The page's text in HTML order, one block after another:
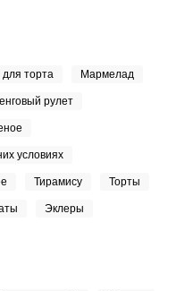
для торта Мармелад
рулет
условиях
Тирамису Торты
Эклеры